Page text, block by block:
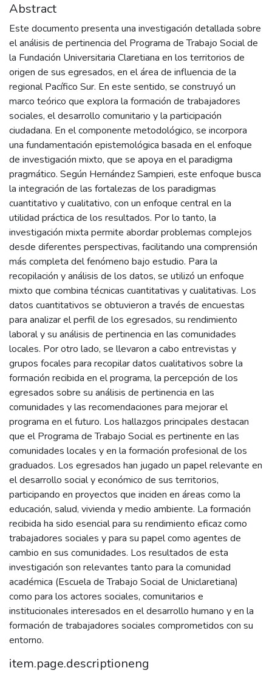
Abstract
Este documento presenta una investigación detallada sobre
el análisis de pertinencia del Programa de Trabajo Social de
la Fundación Universitaria Claretiana en los territorios de
origen de sus egresados, en el área de influencia de la
regional Pacífico Sur. En este sentido, se construyó un
marco teórico que explora la formación de trabajadores
sociales, el desarrollo comunitario y la participación
ciudadana. En el componente metodológico, se incorpora
una fundamentación epistemológica basada en el enfoque
de investigación mixto, que se apoya en el paradigma
pragmático. Según Hernández Sampieri, este enfoque busca
la integración de las fortalezas de los paradigmas
cuantitativo y cualitativo, con un enfoque central en la
utilidad práctica de los resultados. Por lo tanto, la
investigación mixta permite abordar problemas complejos
desde diferentes perspectivas, facilitando una comprensión
más completa del fenómeno bajo estudio. Para la
recopilación y análisis de los datos, se utilizó un enfoque
mixto que combina técnicas cuantitativas y cualitativas. Los
datos cuantitativos se obtuvieron a través de encuestas
para analizar el perfil de los egresados, su rendimiento
laboral y su análisis de pertinencia en las comunidades
locales. Por otro lado, se llevaron a cabo entrevistas y
grupos focales para recopilar datos cualitativos sobre la
formación recibida en el programa, la percepción de los
egresados sobre su análisis de pertinencia en las
comunidades y las recomendaciones para mejorar el
programa en el futuro. Los hallazgos principales destacan
que el Programa de Trabajo Social es pertinente en las
comunidades locales y en la formación profesional de los
graduados. Los egresados han jugado un papel relevante en
el desarrollo social y económico de sus territorios,
participando en proyectos que inciden en áreas como la
educación, salud, vivienda y medio ambiente. La formación
recibida ha sido esencial para su rendimiento eficaz como
trabajadores sociales y para su papel como agentes de
cambio en sus comunidades. Los resultados de esta
investigación son relevantes tanto para la comunidad
académica (Escuela de Trabajo Social de Uniclaretiana)
como para los actores sociales, comunitarios e
institucionales interesados en el desarrollo humano y en la
formación de trabajadores sociales comprometidos con su
entorno.
item.page.descriptioneng